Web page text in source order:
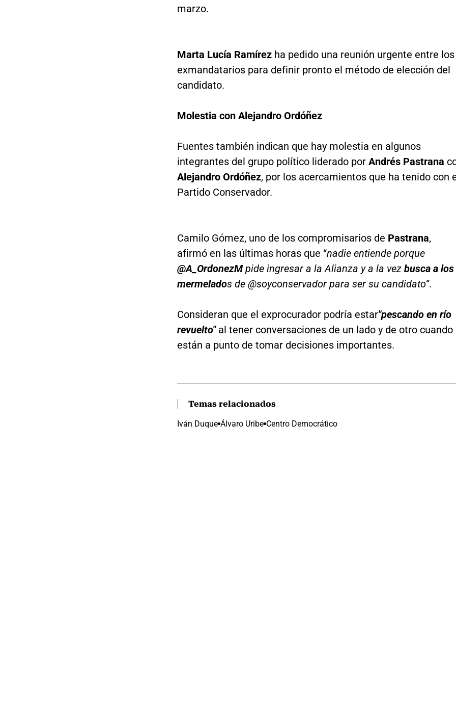
marzo.
Marta Lucía Ramírezha pedido una reunión urgente entre los
exmandatarios para definir pronto el método de elección del
candidato.
Molestia con Alejandro Ordóñez
Fuentes también indican que hay molestia en algunos
integrantes del grupo político liderado por Andrés Pastrana
Alejandro Ordóñez, por los acercamientos que ha tenido con
Partido Conservador.
Camilo Gómez, uno de los compromisarios de Pastrana,
afirmó en las últimas horas que “nadie entiende porque
@A_OrdonezMpide ingresar a la Alianza y a la vezbusca a los
mermelados de @soyconservador para ser su candidato”.
Consideran que el exprocurador podría estar"pescando en río
revuelto"al tener conversaciones de un lado y de otro cuando
están a punto de tomar decisiones importantes.
Temas relacionados
Iván Duque Álvaro Uribe Centro Democrático